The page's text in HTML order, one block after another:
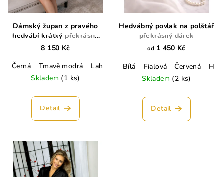
Dámský župan z pravého
hedvábí krátký překrásný
dárek
8 150 Kč
Černá
Tmavě modrá Lahvově zelená Champagne
Skladem (1 ks)
Detail
Hedvábný povlak na polštář
překrásný dárek
od 1 450 Kč
Bílá
Fialová Červená
Skladem (2 ks)
Detail